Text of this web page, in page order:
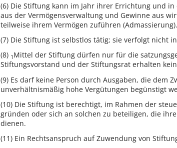
(6) Die Stiftung kann im Jahr ihrer Errichtung und
aus der Vermögensverwaltung und Gewinne aus
teilweise ihrem Vermögen zuführen (Admassierung).
(7) Die Stiftung ist selbstlos tätig; sie verfolgt nicht
(8) 1 Mittel der Stiftung dürfen nur für die
Stiftungsvorstand und der Stiftungsrat erhalten
(9) Es darf keine Person durch Ausgaben, die dem
unverhältnismäßig hohe Vergütungen begünstigt
(10) Die Stiftung ist berechtigt, im Rahmen der
gründen oder sich an solchen zu beteiligen, die
dienen.
(11) Ein Rechtsanspruch auf Zuwendung von